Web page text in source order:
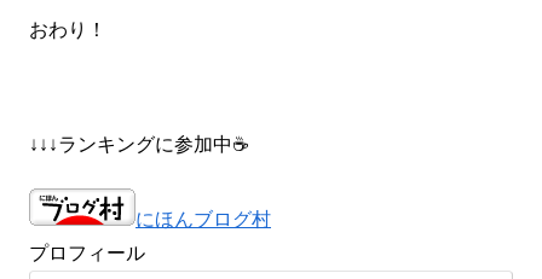
おわり！
↓↓↓ランキングに参加中☕️
にほんブログ村
プロフィール